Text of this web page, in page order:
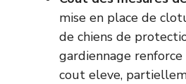
mise en place de
de chiens de
gardiennage
cout eleve,